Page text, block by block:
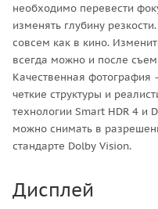
необходимо перевести
изменять глубину
совсем как в кино.
всегда можно и после
Качественная фотография
четкие структуры и
технологии Smart HDR 4 и
можно снимать в
стандарте Dolby Vision.
Дисплей